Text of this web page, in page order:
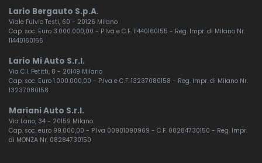
Lario Bergauto S.p.A.
Viale Fulvio Testi, 60 - 20126 Milano
Cap. soc. Euro 3.000.000,00 - P.Iva e C.F. 11440160155 - Reg. Impr. di Milano Nr.
11440160155
Lario Mi Auto S.r.l.
Via C.I. Petitti, 8 - 20149 Milano
Cap. soc. Euro 1.000.000,00 - P.Iva e C.F. 13237080158 - Reg. Impr. di Milano Nr.
13237080158
Mariani Auto S.r.l.
Via Lario, 34 - 20159 Milano
Cap. soc. euro 99.000,00 - P.Iva 00901090969 - C.F. 08284730150 - Reg. Impr.
di MONZA Nr. 08284730150